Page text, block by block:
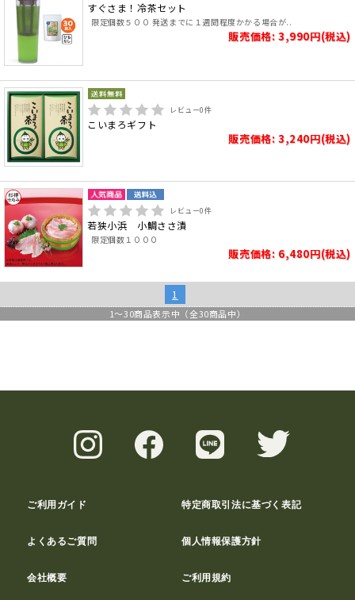
すぐさま！冷茶セット
限定個数５００ 発送までに１週間程度かかる場合が..
販売価格: 3,990円(税込)
レビュー0件
こいまろギフト
販売価格: 3,240円(税込)
レビュー0件
若狭小浜 小鯛ささ漬
限定個数１０００
販売価格: 6,480円(税込)
1
1～30商品表示中（全30商品中）
ご利用ガイド 特定商取引法に基づく表記
よくあるご質問 個人情報保護方針
会社概要 ご利用規約